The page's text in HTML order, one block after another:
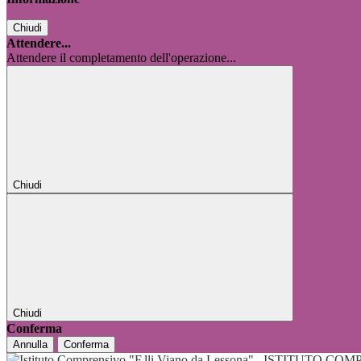
Chiudi
Attendere...
Attendere il completamento dell'operazione...
Chiudi
Chiudi
Conferma
Annulla Conferma